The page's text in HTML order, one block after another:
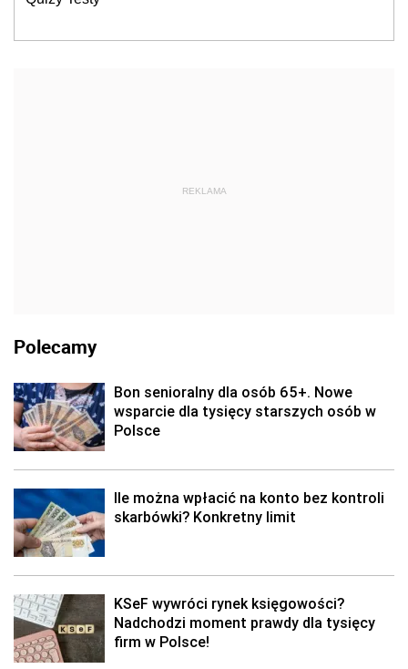
REKLAMA
Polecamy
Bon senioralny dla osób 65+. Nowe
wsparcie dla tysięcy starszych osób w
Polsce
Ile można wpłacić na konto bez kontroli
skarbówki? Konkretny limit
KSeF wywróci rynek księgowości?
Nadchodzi moment prawdy dla tysięcy
firm w Polsce!